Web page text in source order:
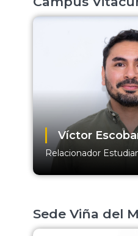
Víctor
Relacionador
Sede Viña del